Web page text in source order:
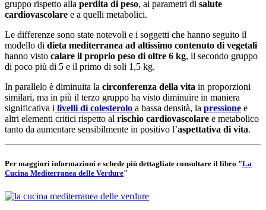
gruppo rispetto alla perdita di peso, ai parametri di salute
cardiovascolare e a quelli metabolici.
Le differenze sono state notevoli e i soggetti che hanno seguito il
modello di dieta mediterranea ad altissimo contenuto di vegetali
hanno visto calare il proprio peso di oltre 6 kg, il secondo gruppo
di poco più di 5 e il primo di soli 1,5 kg.
In parallelo è diminuita la circonferenza della vita in proporzioni
similari, ma in più il terzo gruppo ha visto diminuire in maniera
significativa i livelli di colesterolo a bassa densità, la pressione e
altri elementi critici rispetto al rischio cardiovascolare e metabolico
tanto da aumentare sensibilmente in positivo l’aspettativa di vita.
Per maggiori informazioni e schede più dettagliate consultare il libro "La
Cucina Mediterranea delle Verdure"